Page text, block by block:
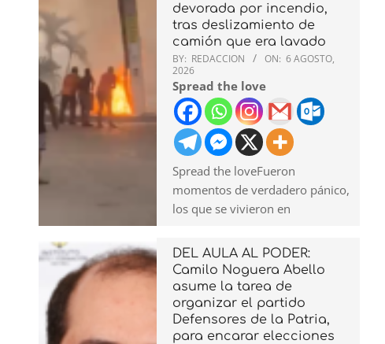
devorada por incendio,
tras deslizamiento de
camión que era lavado
BY: REDACCION ON: 6 AGOSTO,
2026
Spread the love
Spread the loveFueron
momentos de verdadero pánico,
los que se vivieron en
DEL AULA AL PODER:
Camilo Noguera Abello
asume la tarea de
organizar el partido
Defensores de la Patria,
para encarar elecciones